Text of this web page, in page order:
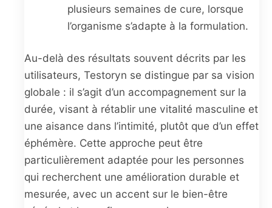
plusieurs semaines de cure, lorsque
l’organisme s’adapte à la formulation.
Au-delà des résultats souvent décrits par les
utilisateurs, Testoryn se distingue par sa vision
globale : il s’agit d’un accompagnement sur la
durée, visant à rétablir une vitalité masculine et
une aisance dans l’intimité, plutôt que d’un effet
éphémère. Cette approche peut être
particulièrement adaptée pour les personnes
qui recherchent une amélioration durable et
mesurée, avec un accent sur le bien-être